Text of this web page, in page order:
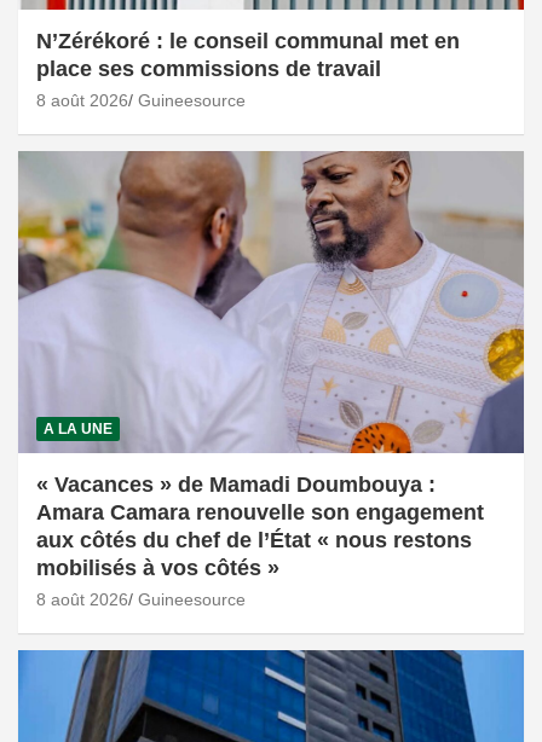
N’Zérékoré : le conseil communal met en
place ses commissions de travail
8 août 2026 Guineesource
A LA UNE
« Vacances » de Mamadi Doumbouya :
Amara Camara renouvelle son engagement
aux côtés du chef de l’État « nous restons
mobilisés à vos côtés »
8 août 2026 Guineesource